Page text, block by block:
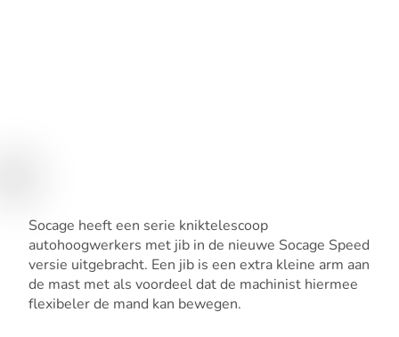
Socage heeft een serie kniktelescoop
autohoogwerkers met jib in de nieuwe Socage Speed
versie uitgebracht. Een jib is een extra kleine arm aan
de mast met als voordeel dat de machinist hiermee
flexibeler de mand kan bewegen.